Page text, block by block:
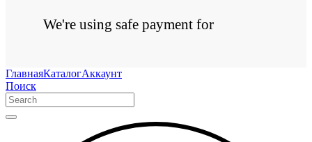
We're using safe payment for
ГлавнаяКаталогАккаунт
Поиск